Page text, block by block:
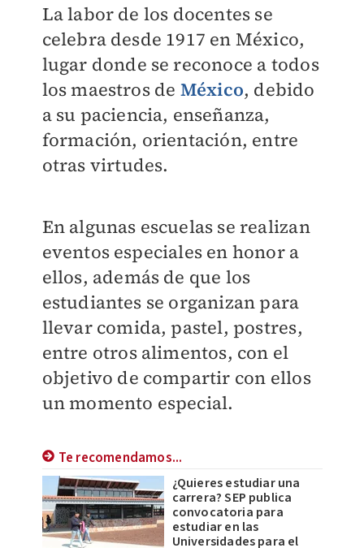
La labor de los docentes se
celebra desde 1917 en México,
lugar donde se reconoce a todos
los maestros de México, debido
a su paciencia, enseñanza,
formación, orientación, entre
otras virtudes.
En algunas escuelas se realizan
eventos especiales en honor a
ellos, además de que los
estudiantes se organizan para
llevar comida, pastel, postres,
entre otros alimentos, con el
objetivo de compartir con ellos
un momento especial.
Te recomendamos...
¿Quieres estudiar una
carrera? SEP publica
convocatoria para
estudiar en las
Universidades para el